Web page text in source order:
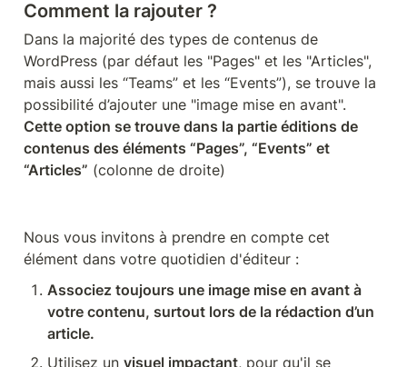
Comment la rajouter ?
Dans la majorité des types de contenus de
WordPress (par défaut les "Pages" et les "Articles",
mais aussi les “Teams” et les “Events”), se trouve la
Cette option se trouve dans la partie éditions de
contenus des éléments “Pages”, “Events” et
“Articles” (colonne de droite)
Nous vous invitons à prendre en compte cet
élément dans votre quotidien d'éditeur :
Associez toujours une image mise en avant à
votre contenu, surtout lors de la rédaction d’un
article.
Utilisez un visuel impactant, pour qu'il se